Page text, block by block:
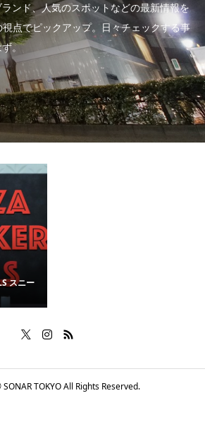
ンド、人気のスポットなどの最新情報を
視点でピックアップ。日々チェックする事
。
スニー
TOKYO All Rights Reserved.